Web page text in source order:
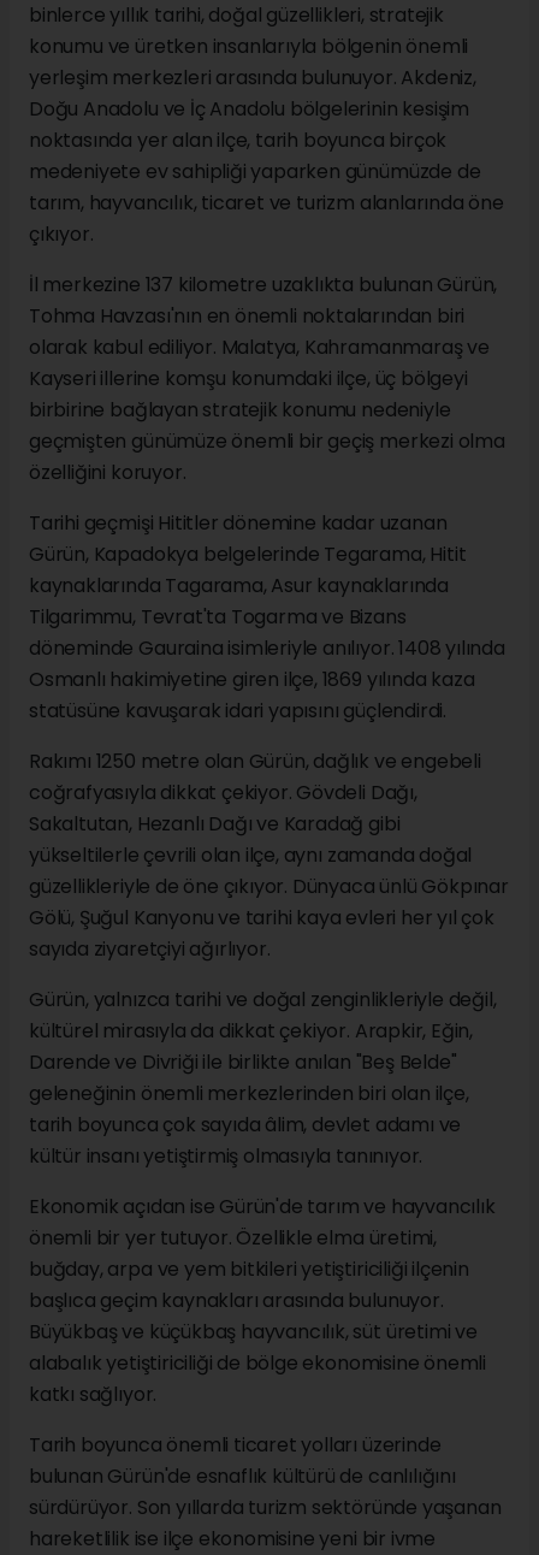
binlerce yıllık tarihi, doğal güzellikleri, stratejik
konumu ve üretken insanlarıyla bölgenin önemli
yerleşim merkezleri arasında bulunuyor. Akdeniz,
Doğu Anadolu ve İç Anadolu bölgelerinin kesişim
noktasında yer alan ilçe, tarih boyunca birçok
medeniyete ev sahipliği yaparken günümüzde de
tarım, hayvancılık, ticaret ve turizm alanlarında öne
çıkıyor.
İl merkezine 137 kilometre uzaklıkta bulunan Gürün,
Tohma Havzası'nın en önemli noktalarından biri
olarak kabul ediliyor. Malatya, Kahramanmaraş ve
Kayseri illerine komşu konumdaki ilçe, üç bölgeyi
birbirine bağlayan stratejik konumu nedeniyle
geçmişten günümüze önemli bir geçiş merkezi olma
özelliğini koruyor.
Tarihi geçmişi Hititler dönemine kadar uzanan
Gürün, Kapadokya belgelerinde Tegarama, Hitit
kaynaklarında Tagarama, Asur kaynaklarında
Tilgarimmu, Tevrat'ta Togarma ve Bizans
döneminde Gauraina isimleriyle anılıyor. 1408 yılında
Osmanlı hakimiyetine giren ilçe, 1869 yılında kaza
statüsüne kavuşarak idari yapısını güçlendirdi.
Rakımı 1250 metre olan Gürün, dağlık ve engebeli
coğrafyasıyla dikkat çekiyor. Gövdeli Dağı,
Sakaltutan, Hezanlı Dağı ve Karadağ gibi
yükseltilerle çevrili olan ilçe, aynı zamanda doğal
güzellikleriyle de öne çıkıyor. Dünyaca ünlü Gökpınar
Gölü, Şuğul Kanyonu ve tarihi kaya evleri her yıl çok
sayıda ziyaretçiyi ağırlıyor.
Gürün, yalnızca tarihi ve doğal zenginlikleriyle değil,
kültürel mirasıyla da dikkat çekiyor. Arapkir, Eğin,
Darende ve Divriği ile birlikte anılan "Beş Belde"
geleneğinin önemli merkezlerinden biri olan ilçe,
tarih boyunca çok sayıda âlim, devlet adamı ve
kültür insanı yetiştirmiş olmasıyla tanınıyor.
Ekonomik açıdan ise Gürün'de tarım ve hayvancılık
önemli bir yer tutuyor. Özellikle elma üretimi,
buğday, arpa ve yem bitkileri yetiştiriciliği ilçenin
başlıca geçim kaynakları arasında bulunuyor.
Büyükbaş ve küçükbaş hayvancılık, süt üretimi ve
alabalık yetiştiriciliği de bölge ekonomisine önemli
katkı sağlıyor.
Tarih boyunca önemli ticaret yolları üzerinde
bulunan Gürün'de esnaflık kültürü de canlılığını
sürdürüyor. Son yıllarda turizm sektöründe yaşanan
hareketlilik ise ilçe ekonomisine yeni bir ivme